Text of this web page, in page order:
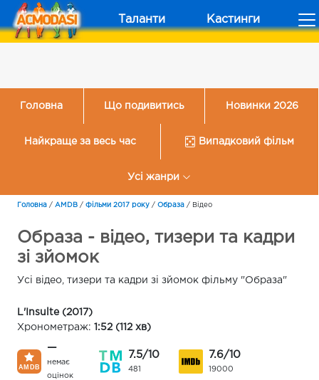
Таланти Кастинги
Головна Що подивитись Новинки 2026
Найкраще за весь час Випадковий фільм
Усі жанри
Головна / AMDB / Фільми 2017 року / Образа / Відео
Образа - відео, тизери та кадри
зі зйомок
Усі відео, тизери та кадри зі зйомок фільму "Образа"
L'Insulte (2017)
Хронометраж: 1:52 (112 хв)
—
немає
оцінок
7.5/10
481
7.6/10
19000